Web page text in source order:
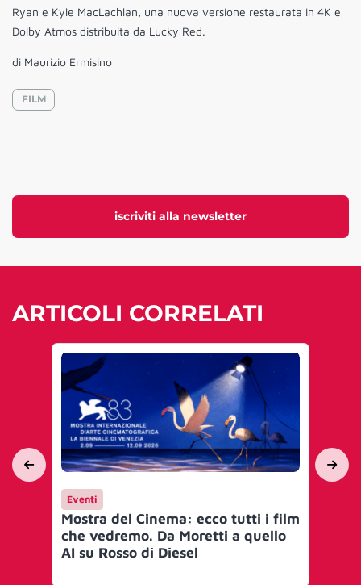
iscriviti alla newsletter
Ryan e Kyle MacLachlan, una nuova versione restaurata in 4K e
Dolby Atmos distribuita da Lucky Red.
di Maurizio Ermisino
FILM
ARTICOLI CORRELATI
Eventi
Mostra del Cinema: ecco tutti i film
che vedremo. Da Moretti a quello
AI su Rosso di Diesel